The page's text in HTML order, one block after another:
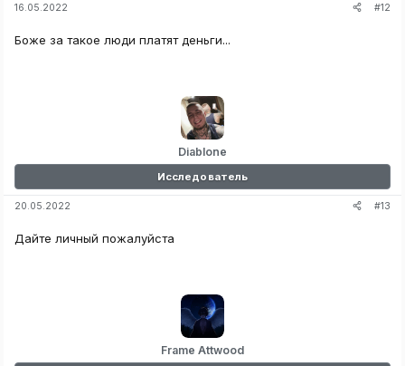
16.05.2022 #12
Боже за такое люди платят деньги...
Diablone
Исследователь
20.05.2022 #13
Дайте личный пожалуйста
Frame Attwood